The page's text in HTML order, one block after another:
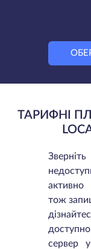
ТАРИФНІ
тож
сервер